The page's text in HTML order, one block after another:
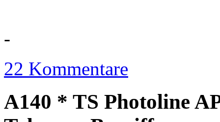
-
22 Kommentare
A140 * TS Photoline